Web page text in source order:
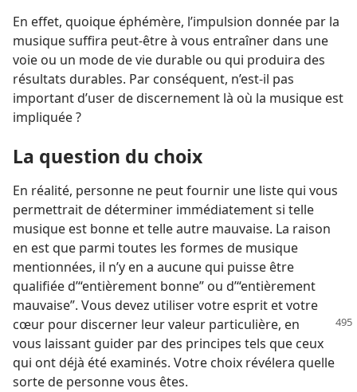
En effet, quoique éphémère, l’impulsion donnée par la
musique suffira peut-être à vous entraîner dans une
voie ou un mode de vie durable ou qui produira des
résultats durables. Par conséquent, n’est-​il pas
important d’user de discernement là où la musique est
impliquée ?
La question du choix
En réalité, personne ne peut fournir une liste qui vous
permettrait de déterminer immédiatement si telle
musique est bonne et telle autre mauvaise. La raison
en est que parmi toutes les formes de musique
mentionnées, il n’y en a aucune qui puisse être
qualifiée d’“entièrement bonne” ou d’“entièrement
mauvaise”. Vous devez utiliser votre esprit et votre
cœur pour discerner leurvaleur particulière, en
vous laissant guider par des principes tels que ceux
qui ont déjà été examinés. Votre choix révélera quelle
sorte de personne vous êtes.